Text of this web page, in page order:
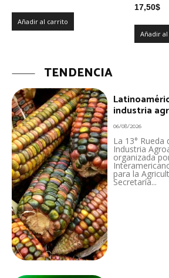
Añadir al carrito
17,50$
Añadir
TENDENCIA
industria
06/08/2026
La 13° Rueda
Industria
organizada
para la
Secretaría...